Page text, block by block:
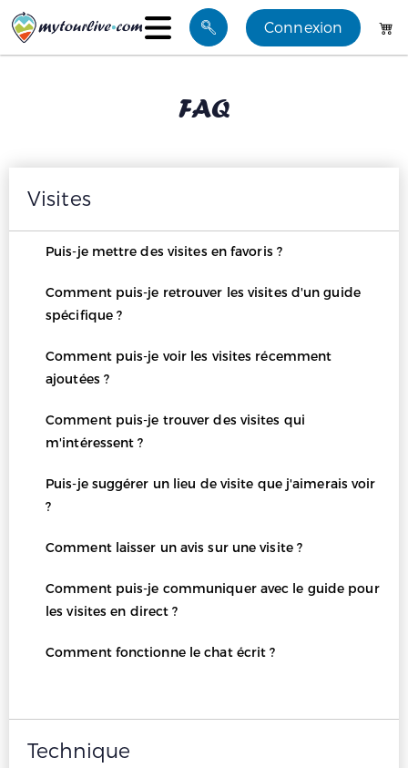
Blog
Groupes
Connexion
FAQ
Visites
Puis-je mettre des visites en favoris ?
Comment puis-je retrouver les visites d'un guide
spécifique ?
Comment puis-je voir les visites récemment
ajoutées ?
Comment puis-je trouver des visites qui
m'intéressent ?
Puis-je suggérer un lieu de visite que j'aimerais voir
?
Comment laisser un avis sur une visite ?
Comment puis-je communiquer avec le guide pour
les visites en direct ?
Comment fonctionne le chat écrit ?
Technique